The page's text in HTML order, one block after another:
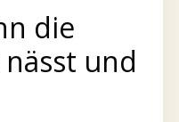
die
und